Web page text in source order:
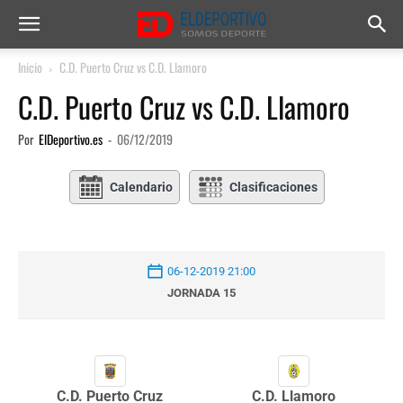
Inicio C.D. Puerto Cruz vs C.D. Llamoro
C.D. Puerto Cruz vs C.D. Llamoro
Por ElDeportivo.es - 06/12/2019
Calendario Clasificaciones
06-12-2019 21:00
JORNADA 15
C.D. Puerto Cruz C.D. Llamoro